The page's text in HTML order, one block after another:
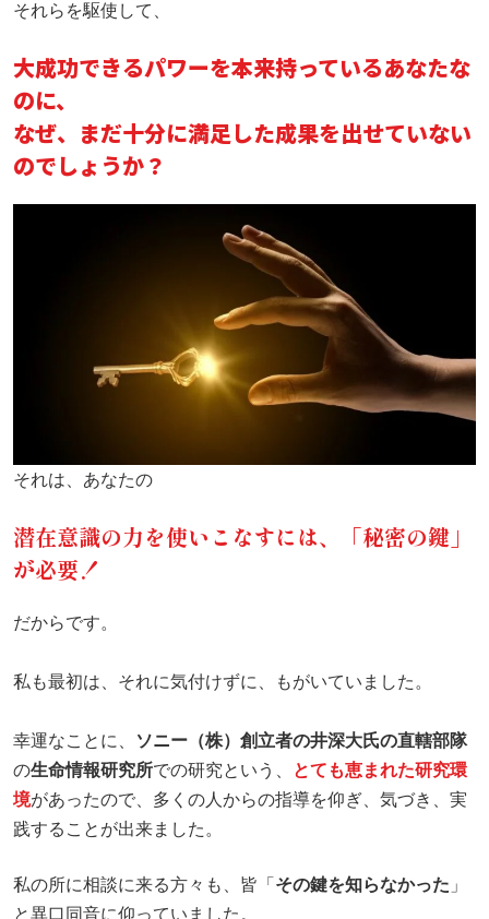
それらを駆使して、
大成功できるパワーを本来持っているあなたな
のに、
なぜ、まだ十分に満足した成果を出せていない
のでしょうか？
それは、あなたの
潜在意識の力を使いこなすには、「秘密の鍵」
が必要！
だからです。
私も最初は、それに気付けずに、もがいていました。
幸運なことに、
ソニー（株）創立者の井深大氏の直轄部隊
の生命情報研究所での研究という、
とても恵まれた研究環
境があったので、多くの人からの指導を仰ぎ、気づき、実
践することが出来ました。
私の所に相談に来る方々も、皆「 その鍵を知らなかった 」
と異口同音に仰っていました。